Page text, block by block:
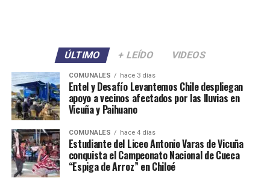
ÚLTIMO + LEÍDO VIDEOS
COMUNALES hace 3 días
Entel y Desafío Levantemos Chile despliegan
apoyo a vecinos afectados por las lluvias en
Vicuña y Paihuano
COMUNALES hace 4 días
Estudiante del Liceo Antonio Varas de Vicuña
conquista el Campeonato Nacional de Cueca
“Espiga de Arroz” en Chiloé